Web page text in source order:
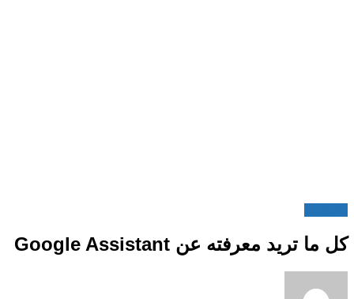
كل ما تريد معرفته عن Google Assistant